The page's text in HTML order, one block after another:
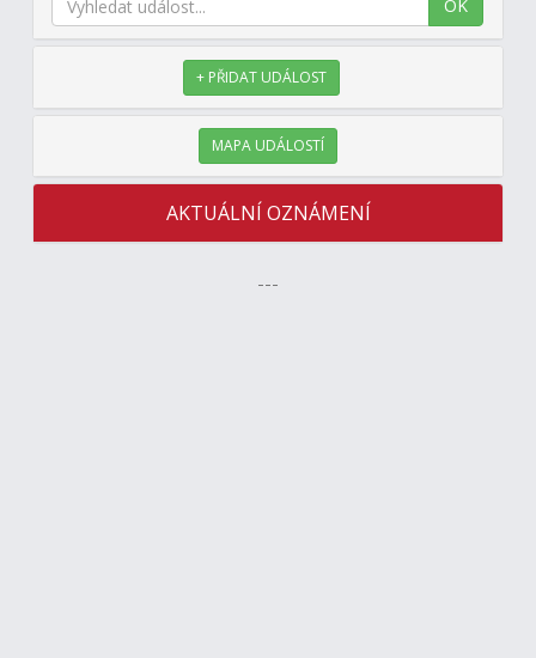
OK
+ PŘIDAT UDÁLOST
MAPA UDÁLOSTÍ
AKTUÁLNÍ OZNÁMENÍ
---